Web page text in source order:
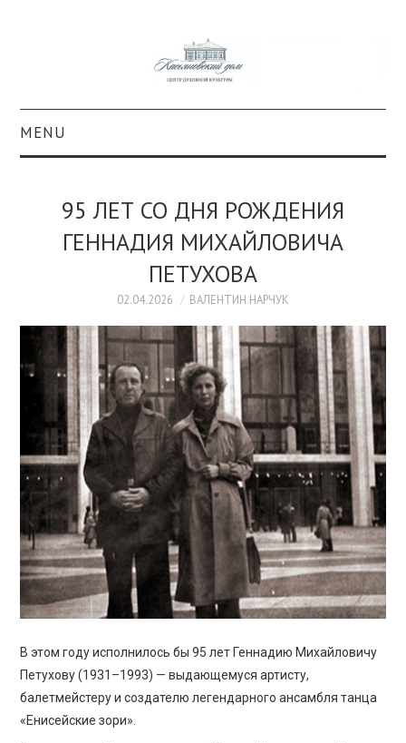
MENU
КОЛЛЕКЦИИ
ОБРАЗОВАНИЕ
ПРОСВЕЩЕНИЕ
95 ЛЕТ СО ДНЯ РОЖДЕНИЯ
ГЕННАДИЯ МИХАЙЛОВИЧА
ПЕТУХОВА
02.04.2026 ВАЛЕНТИН НАРЧУК
В этом году исполнилось бы 95 лет Геннадию Михайловичу
Петухову (1931–1993) — выдающемуся артисту,
балетмейстеру и создателю легендарного ансамбля танца
«Енисейские зори».